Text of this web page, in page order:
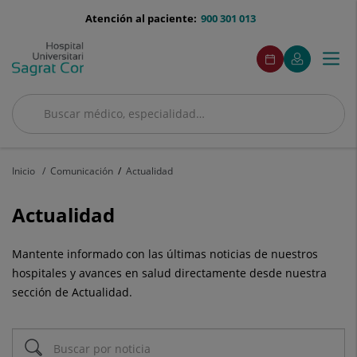
menu-
900 301 013
Atención al paciente:
Buscar
Buscar
menuAcceso
Pedir
cita
Este
enlace
se
en
Mi
Quirónsalud
Este
enlace
se
en
ventana
Menú
Inicio Comunicación Actualidad
Actualidad
Mantente informado con las últimas noticias de nuestros
hospitales y avances en salud directamente desde nuestra
sección de Actualidad.